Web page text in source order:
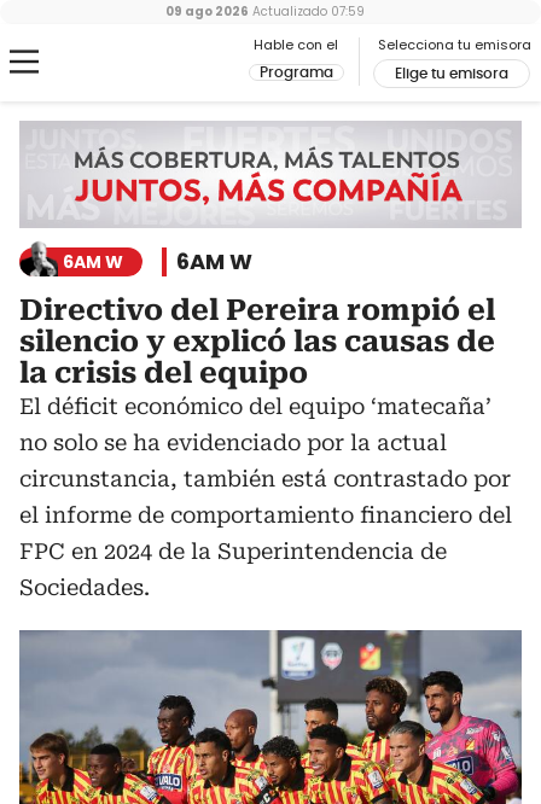
Hable con el
Programa
Selecciona tu emisora
Elige tu emisora
09 ago 2026 Actualizado 07:59
6AM W 6AM W
Directivo del Pereira rompió el
silencio y explicó las causas de
la crisis del equipo
El déficit económico del equipo ‘matecaña’
no solo se ha evidenciado por la actual
circunstancia, también está contrastado por
el informe de comportamiento financiero del
FPC en 2024 de la Superintendencia de
Sociedades.